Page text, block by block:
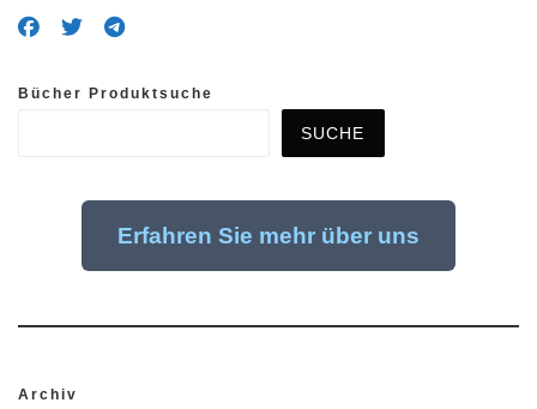
Bücher Produktsuche
SUCHE
Erfahren Sie mehr über uns
Archiv